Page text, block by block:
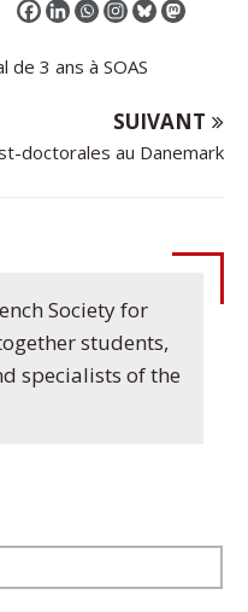
3 ans à SOAS
SUIVANT
doctorales au Danemark
Society for
students,
specialists of the